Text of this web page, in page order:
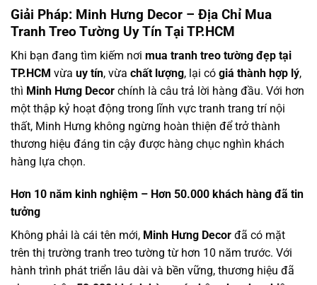
Giải Pháp: Minh Hưng Decor – Địa Chỉ Mua
Tranh Treo Tường Uy Tín Tại TP.HCM
Khi bạn đang tìm kiếm nơi mua tranh treo tường đẹp tại
TP.HCM vừa uy tín, vừa chất lượng, lại có giá thành hợp lý,
thì Minh Hưng Decor chính là câu trả lời hàng đầu. Với hơn
một thập kỷ hoạt động trong lĩnh vực tranh trang trí nội
thất, Minh Hưng không ngừng hoàn thiện để trở thành
thương hiệu đáng tin cậy được hàng chục nghìn khách
hàng lựa chọn.
Hơn 10 năm kinh nghiệm – Hơn 50.000 khách hàng đã tin
tưởng
Không phải là cái tên mới, Minh Hưng Decor đã có mặt
trên thị trường tranh treo tường từ hơn 10 năm trước. Với
hành trình phát triển lâu dài và bền vững, thương hiệu đã